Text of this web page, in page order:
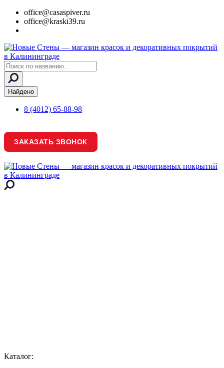
office@casaspiver.ru
office@kraski39.ru
Search
...
Найдено
8 (4012) 65-88-98
ЗАКАЗАТЬ ЗВОНОК
Каталог: